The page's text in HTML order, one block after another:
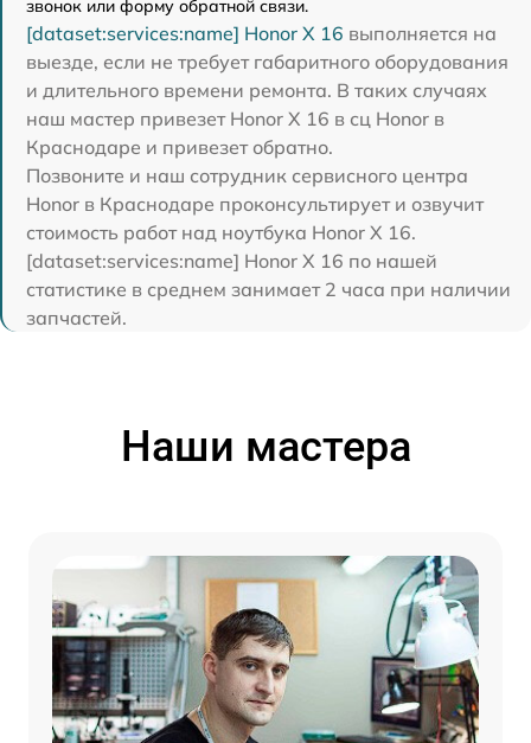
звонок или форму обратной связи.
[dataset:services:name] Honor X 16 выполняется на
выезде, если не требует габаритного оборудования
и длительного времени ремонта. В таких случаях
наш мастер привезет Honor X 16 в сц Honor в
Краснодаре и привезет обратно.
Позвоните и наш сотрудник сервисного центра
Honor в Краснодаре проконсультирует и озвучит
стоимость работ над ноутбука Honor X 16.
[dataset:services:name] Honor X 16 по нашей
статистике в среднем занимает 2 часа при наличии
запчастей.
Наши мастера